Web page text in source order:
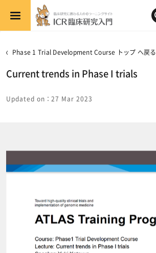
メインコンテンツへスキップする
Phase 1 Trial Development Course トップ へ戻る
Current trends in Phase I trials
Updated on：27 Mar 2023